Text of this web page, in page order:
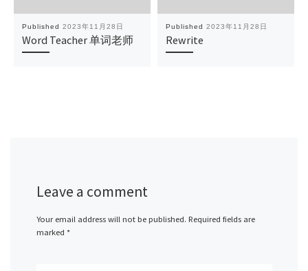
Published 2023年11月28日
Word Teacher 单词老师
Published 2023年11月28日
Rewrite
Leave a comment
Your email address will not be published. Required fields are
marked *